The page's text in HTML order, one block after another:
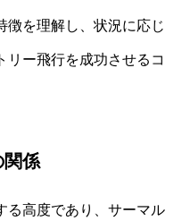
徴を理解し、状況に応じ
リー飛行を成功させるコ
関係
る高度であり、サーマル